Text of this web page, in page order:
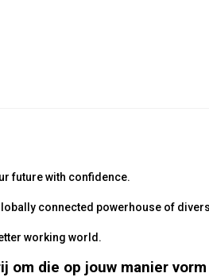
future with confidence.
connected powerhouse of
working world.
om die op jouw manier